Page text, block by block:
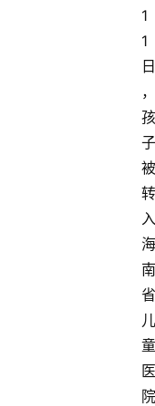
1
1
日
，
孩
子
被
转
入
海
南
省
儿
童
医
院